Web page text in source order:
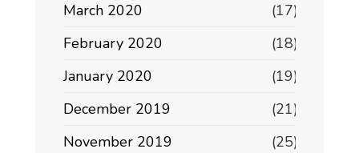
March 2020
(17)
February 2020
(18)
January 2020
(19)
December 2019
(21)
November 2019
(25)